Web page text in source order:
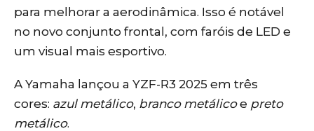
para melhorar a aerodinâmica. Isso é notável
no novo conjunto frontal, com faróis de LED e
um visual mais esportivo.
A Yamaha lançou a YZF-R3 2025 em três
cores: azul metálico, branco metálicoe preto
metálico.